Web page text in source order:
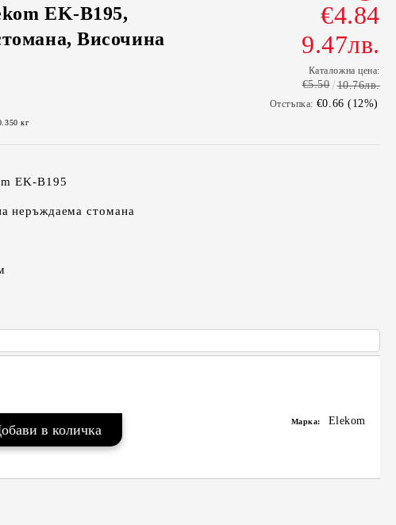
EK-B195,
Височина
€4.84
9.47лв.
Каталожна цена:
€5.50 10.76лв.
Отстъпка: €0.66 (12%)
кг
EK-B195
неръждаема стомана
Марка: Elekom